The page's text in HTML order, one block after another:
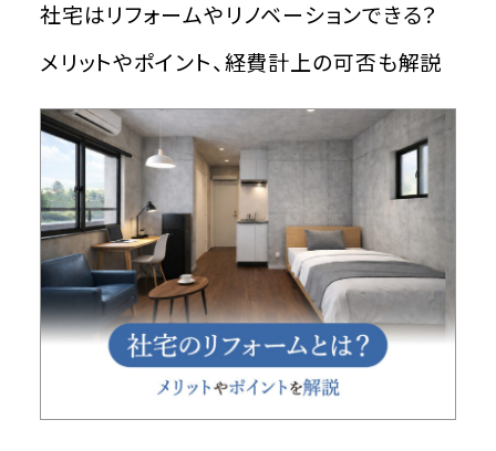
社宅はリフォームやリノベーションできる？
メリットやポイント、経費計上の可否も解説